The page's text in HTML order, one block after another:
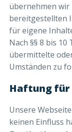
übernehmen wir
bereitgestellten
für eigene
Nach §§ 8 bis
übermittelte
Umständen zu
Haftung für
Unsere
keinen Einfluss